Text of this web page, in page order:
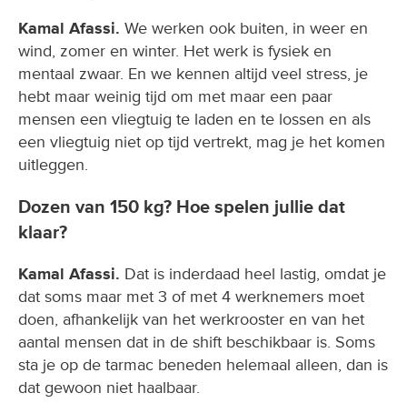
Kamal Afassi. We werken ook buiten, in weer en
wind, zomer en winter. Het werk is fysiek en
mentaal zwaar. En we kennen altijd veel stress, je
hebt maar weinig tijd om met maar een paar
mensen een vliegtuig te laden en te lossen en als
een vliegtuig niet op tijd vertrekt, mag je het komen
uitleggen.
Dozen van 150 kg? Hoe spelen jullie dat
klaar?
Kamal Afassi. Dat is inderdaad heel lastig, omdat je
dat soms maar met 3 of met 4 werknemers moet
doen, afhankelijk van het werkrooster en van het
aantal mensen dat in de shift beschikbaar is. Soms
sta je op de tarmac beneden helemaal alleen, dan is
dat gewoon niet haalbaar.